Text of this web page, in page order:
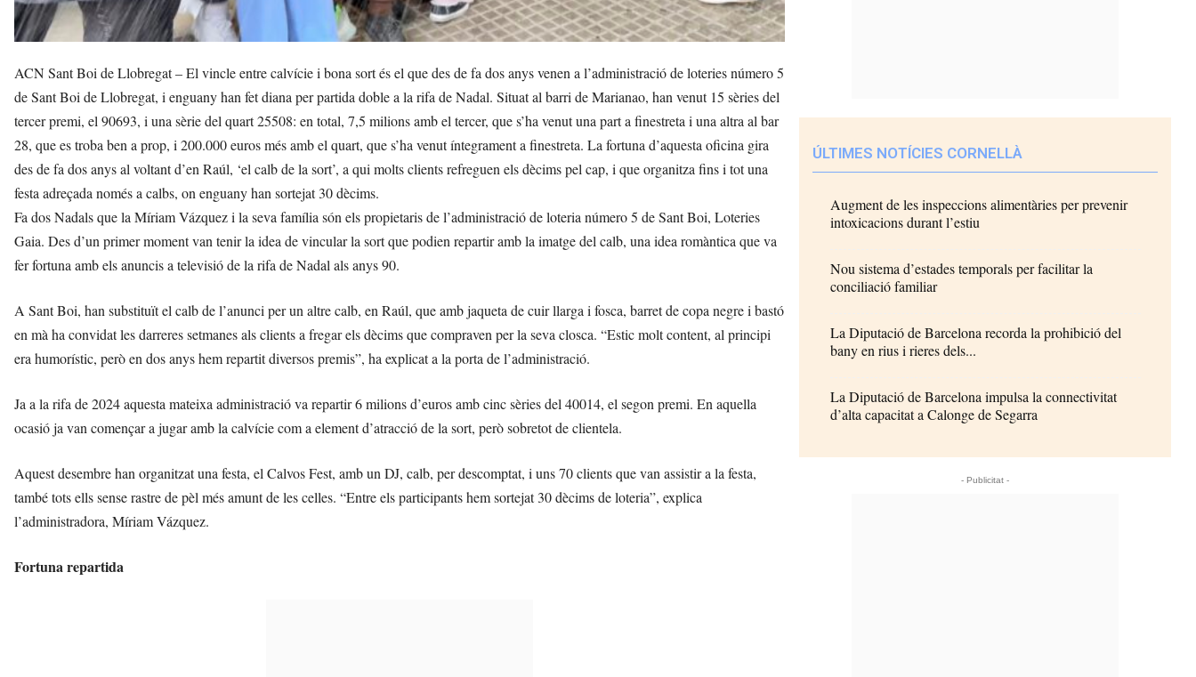
ACN Sant Boi de Llobregat – El vincle entre calvície i bona sort és el que des de fa dos anys venen a l’administració de loteries número 5
de Sant Boi de Llobregat, i enguany han fet diana per partida doble a la rifa de Nadal. Situat al barri de Marianao, han venut 15 sèries del
tercer premi, el 90693, i una sèrie del quart 25508: en total, 7,5 milions amb el tercer, que s’ha venut una part a finestreta i una altra al bar
28, que es troba ben a prop, i 200.000 euros més amb el quart, que s’ha venut íntegrament a finestreta. La fortuna d’aquesta oficina gira
des de fa dos anys al voltant d’en Raúl, ‘el calb de la sort’, a qui molts clients refreguen els dècims pel cap, i que organitza fins i tot una
festa adreçada només a calbs, on enguany han sortejat 30 dècims.
Fa dos Nadals que la Míriam Vázquez i la seva família són els propietaris de l’administració de loteria número 5 de Sant Boi, Loteries
Gaia. Des d’un primer moment van tenir la idea de vincular la sort que podien repartir amb la imatge del calb, una idea romàntica que va
fer fortuna amb els anuncis a televisió de la rifa de Nadal als anys 90.
A Sant Boi, han substituït el calb de l’anunci per un altre calb, en Raúl, que amb jaqueta de cuir llarga i fosca, barret de copa negre i bastó
en mà ha convidat les darreres setmanes als clients a fregar els dècims que compraven per la seva closca. “Estic molt content, al principi
era humorístic, però en dos anys hem repartit diversos premis”, ha explicat a la porta de l’administració.
Ja a la rifa de 2024 aquesta mateixa administració va repartir 6 milions d’euros amb cinc sèries del 40014, el segon premi. En aquella
ocasió ja van començar a jugar amb la calvície com a element d’atracció de la sort, però sobretot de clientela.
Aquest desembre han organitzat una festa, el Calvos Fest, amb un DJ, calb, per descomptat, i uns 70 clients que van assistir a la festa,
també tots ells sense rastre de pèl més amunt de les celles. “Entre els participants hem sortejat 30 dècims de loteria”, explica
l’administradora, Míriam Vázquez.
Fortuna repartida
ÚLTIMES NOTÍCIES CORNELLÀ
Augment de les inspeccions alimentàries per prevenir
intoxicacions durant l’estiu
Nou sistema d’estades temporals per facilitar la
conciliació familiar
La Diputació de Barcelona recorda la prohibició del
bany en rius i rieres dels...
La Diputació de Barcelona impulsa la connectivitat
d’alta capacitat a Calonge de Segarra
- Publicitat -